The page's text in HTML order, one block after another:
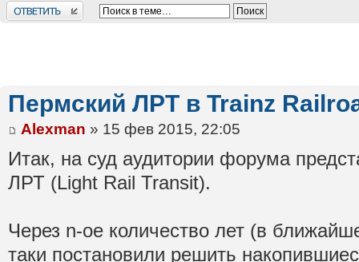
Ответить
Пермский ЛРТ в Trainz
Alexman » 15 фев 2015, 22:05
Итак, на суд аудитории форума
ЛРТ (Light Rail Transit).
Через n-ое количество лет (в
таки постановили решить